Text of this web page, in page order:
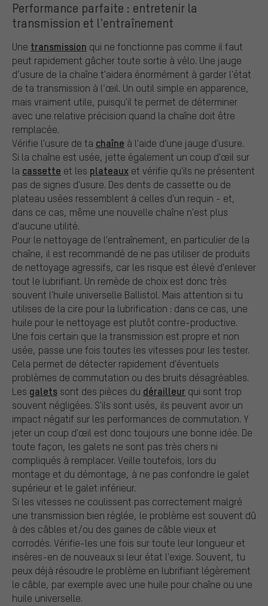
Performance parfaite : entretenir la
transmission et l'entraînement
Une transmission qui ne fonctionne pas comme il faut
peut rapidement gâcher toute sortie à vélo. Une jauge
d’usure de la chaîne t'aidera énormément à garder l'état
de ta transmission à l’œil. Un outil simple en apparence,
mais vraiment utile, puisqu'il te permet de déterminer
avec une relative précision quand la chaîne doit être
remplacée.
Vérifie l'usure de ta chaîne à l'aide d'une jauge d'usure.
Si la chaîne est usée, jette également un coup d'œil sur
la cassette et les plateaux et vérifie qu'ils ne présentent
pas de signes d'usure. Des dents de cassette ou de
plateau usées ressemblent à celles d'un requin - et,
dans ce cas, même une nouvelle chaîne n'est plus
d'aucune utilité.
Pour le nettoyage de l'entraînement, en particulier de la
chaîne, il est recommandé de ne pas utiliser de produits
de nettoyage agressifs, car les risque est élevé d'enlever
tout le lubrifiant. Un remède de choix est donc très
souvent l'huile universelle Ballistol. Mais attention si tu
utilises de la cire pour la lubrification : dans ce cas, une
huile pour le nettoyage est plutôt contre-productive.
Une fois certain que la transmission est propre et non
usée, passe une fois toutes les vitesses pour les tester.
Cela permet de détecter rapidement d'éventuels
problèmes de commutation ou des bruits désagréables.
Les galets sont des pièces du dérailleur qui sont trop
souvent négligées. S'ils sont usés, ils peuvent avoir un
impact négatif sur les performances de commutation. Y
jeter un coup d'œil est donc toujours une bonne idée. De
toute façon, les galets ne sont pas très chers ni
compliqués à remplacer. Veille toutefois, lors du
montage et du démontage, à ne pas confondre le galet
supérieur et le galet inférieur.
Si les vitesses ne coulissent pas correctement malgré
une transmission bien réglée, le problème est souvent dû
à des câbles et/ou des gaines de câble vieux et
corrodés. Vérifie-les une fois sur toute leur longueur et
insères-en de nouveaux si leur état l'exige. Souvent, tu
peux déjà résoudre le problème en lubrifiant légèrement
le câble, par exemple avec une huile pour chaîne ou une
huile universelle.